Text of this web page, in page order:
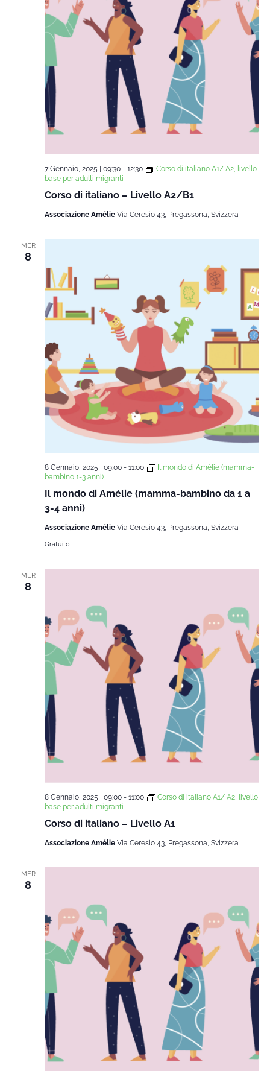
Corso di italiano – Livello A2/B1
7 Gennaio, 2025 | 09:30- 12:30
Corso di italiano A1/ A2, livello
base per adulti migranti
Associazione Amélie Via Ceresio 43, Pregassona, Svizzera
MER
8
Il mondo di Amélie (mamma-bambino da 1 a
3-4 anni)
8 Gennaio, 2025 | 09:00- 11:00
Il mondo di Amélie (mamma-
bambino 1-3 anni)
Associazione Amélie Via Ceresio 43, Pregassona, Svizzera
Gratuito
MER
8
Corso di italiano – Livello A1
8 Gennaio, 2025 | 09:00- 11:00
Corso di italiano A1/ A2, livello
base per adulti migranti
Associazione Amélie Via Ceresio 43, Pregassona, Svizzera
MER
8